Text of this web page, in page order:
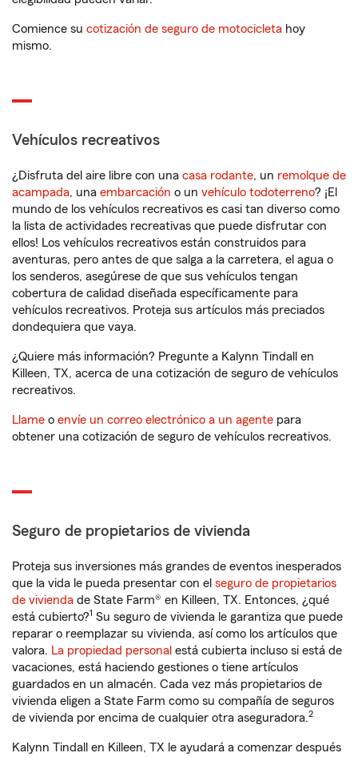
Comience su cotización de seguro de motocicleta hoy
mismo.
Vehículos recreativos
¿Disfruta del aire libre con una casa rodante, un remolque de
acampada, una embarcación o un vehículo todoterreno? ¡El
mundo de los vehículos recreativos es casi tan diverso como
la lista de actividades recreativas que puede disfrutar con
ellos! Los vehículos recreativos están construidos para
aventuras, pero antes de que salga a la carretera, el agua o
los senderos, asegúrese de que sus vehículos tengan
cobertura de calidad diseñada específicamente para
vehículos recreativos. Proteja sus artículos más preciados
dondequiera que vaya.
¿Quiere más información? Pregunte a Kalynn Tindall en
Killeen, TX, acerca de una cotización de seguro de vehículos
recreativos.
Llame o envíe un correo electrónico a un agente para
obtener una cotización de seguro de vehículos recreativos.
Seguro de propietarios de vivienda
Proteja sus inversiones más grandes de eventos inesperados
que la vida le pueda presentar con el seguro de propietarios
de vivienda de State Farm® en Killeen, TX. Entonces, ¿qué
está cubierto?1 Su seguro de vivienda le garantiza que puede
reparar o reemplazar su vivienda, así como los artículos que
valora. La propiedad personal está cubierta incluso si está de
vacaciones, está haciendo gestiones o tiene artículos
guardados en un almacén. Cada vez más propietarios de
vivienda eligen a State Farm como su compañía de seguros
de vivienda por encima de cualquier otra aseguradora.2
Kalynn Tindall en Killeen, TX le ayudará a comenzar después